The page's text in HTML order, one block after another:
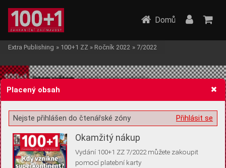
Žádost o souhlas s ukládáním volitelných informací
Domů
Extra Publishing » 100+1 ZZ » Ročník 2022 » 7/2022
Placený obsah
Přihlásit se
Nejste přihlášen do čtenářské zóny
Okamžitý nákup
Vydání 100+1 ZZ 7/2022 můžete zakoupit
pomocí platební karty